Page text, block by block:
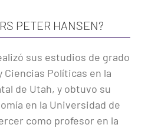
PETER HANSEN?
sus estudios de grado
Ciencias Políticas en la
de Utah, y obtuvo su
en la Universidad de
como profesor en la